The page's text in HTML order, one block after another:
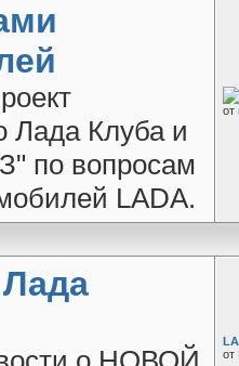
Лада Клуба и
по вопросам
LADA.
от
от